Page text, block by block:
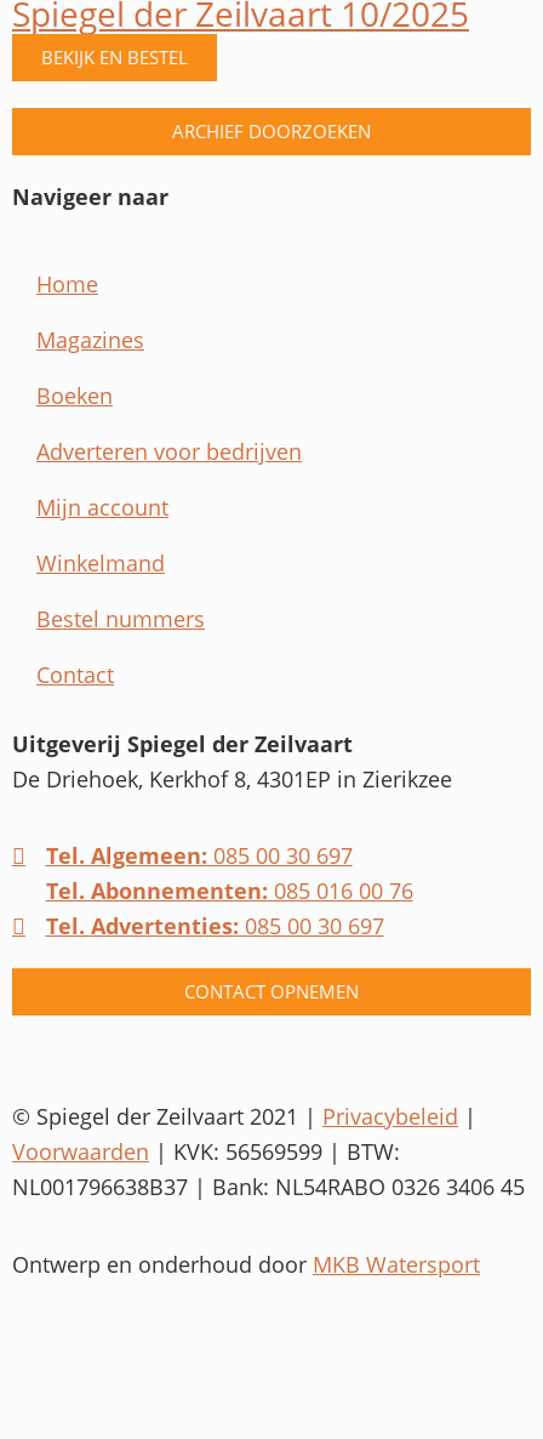
Spiegel der Zeilvaart 10/2025
BEKIJK EN BESTEL
Uitgeverij Spiegel der Zeilvaart
De Driehoek, Kerkhof 8, 4301EP in Zierikzee
Tel. Algemeen: 085 00 30 697
Tel. Abonnementen: 085 016 00 76
Tel. Advertenties: 085 00 30 697
CONTACT OPNEMEN
ARCHIEF DOORZOEKEN
Navigeer naar
Home
Magazines
Boeken
Adverteren voor bedrijven
Mijn account
Winkelmand
Bestel nummers
Contact
© Spiegel der Zeilvaart 2021 | Privacybeleid |
Voorwaarden | KVK: 56569599 | BTW:
NL001796638B37 | Bank: NL54RABO 0326 3406 45
Ontwerp en onderhoud door MKB Watersport